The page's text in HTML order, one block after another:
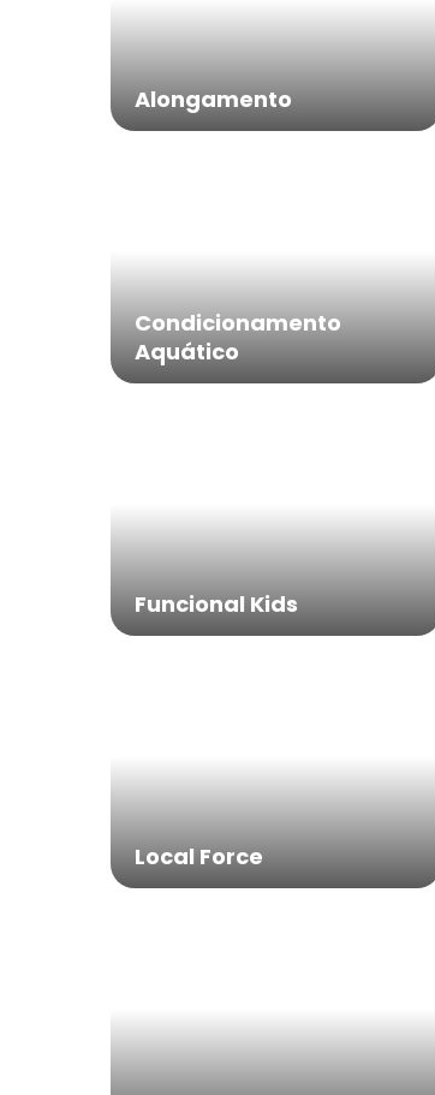
Alongamento
Condicionamento
Aquático
Funcional Kids
Local Force